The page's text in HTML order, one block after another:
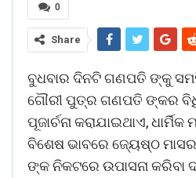
0
Share
ବୁଧବାର ଦିନଟି ଗଣପତି ଙ୍କୁ
ଗୌରୀ ପୁତ୍ର ଗଣପତି ଙ୍କର ବିଧି
ପୂଜାର୍ଚନା କରାଯାଇଥାଏ, ଧାର୍ମିକ
ବିଶେଷ ଭାବରେ ଜ୍ୟେଷ୍ଠ
ଙ୍କ ନିକଟରେ ଉପାସନା କରିବା